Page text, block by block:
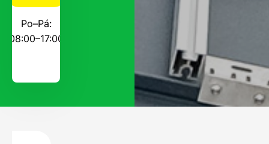
Po–Pá:
08:00–17:00